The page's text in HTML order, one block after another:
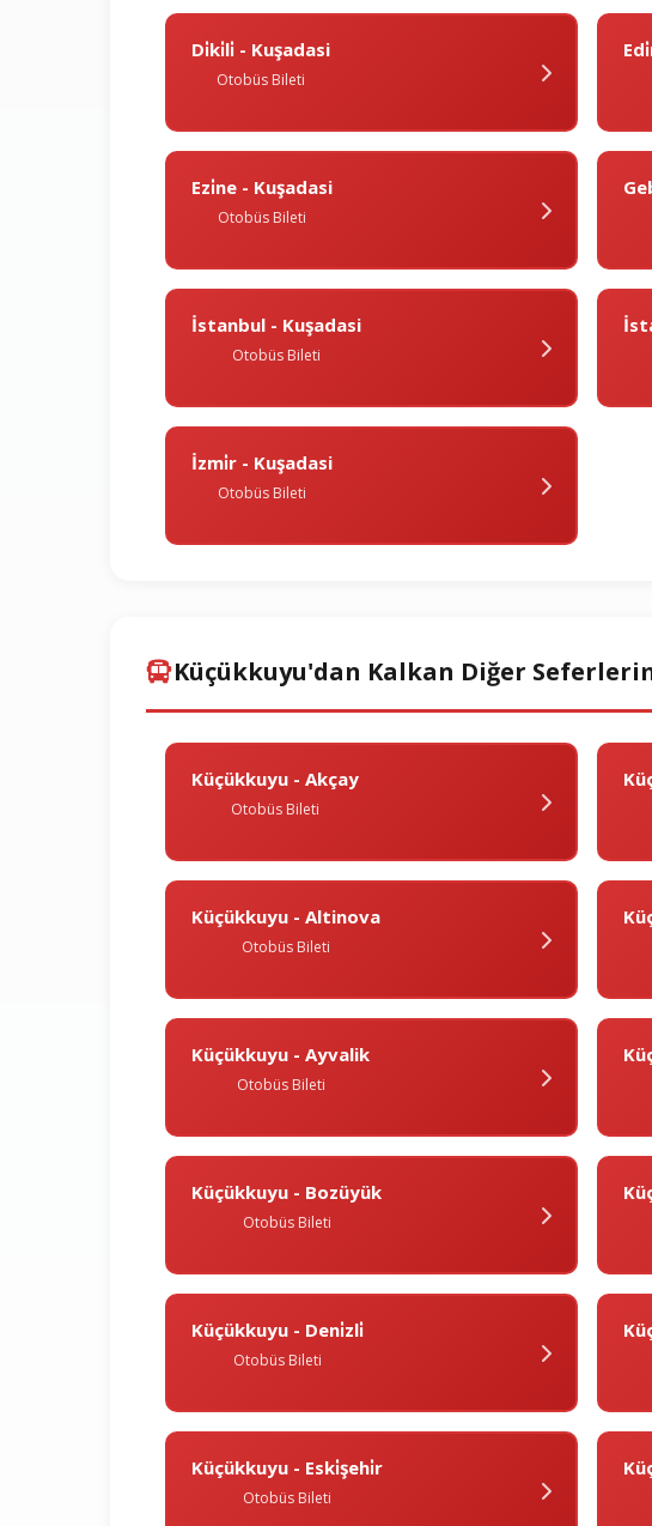
Di̇ki̇li̇ - Kuşadasi
Otobüs Bileti
Ezi̇ne - Kuşadasi
Otobüs Bileti
İstanbul - Kuşadasi
Otobüs Bileti
İzmi̇r - Kuşadasi
Otobüs Bileti
Küçükkuyu'dan Kalkan Diğer
Küçükkuyu - Akçay
Otobüs Bileti
Küçükkuyu - Altinova
Otobüs Bileti
Küçükkuyu - Ayvalik
Otobüs Bileti
Küçükkuyu - Bozüyük
Otobüs Bileti
Küçükkuyu - Deni̇zli̇
Otobüs Bileti
Küçükkuyu - Eski̇şehi̇r
Otobüs Bileti